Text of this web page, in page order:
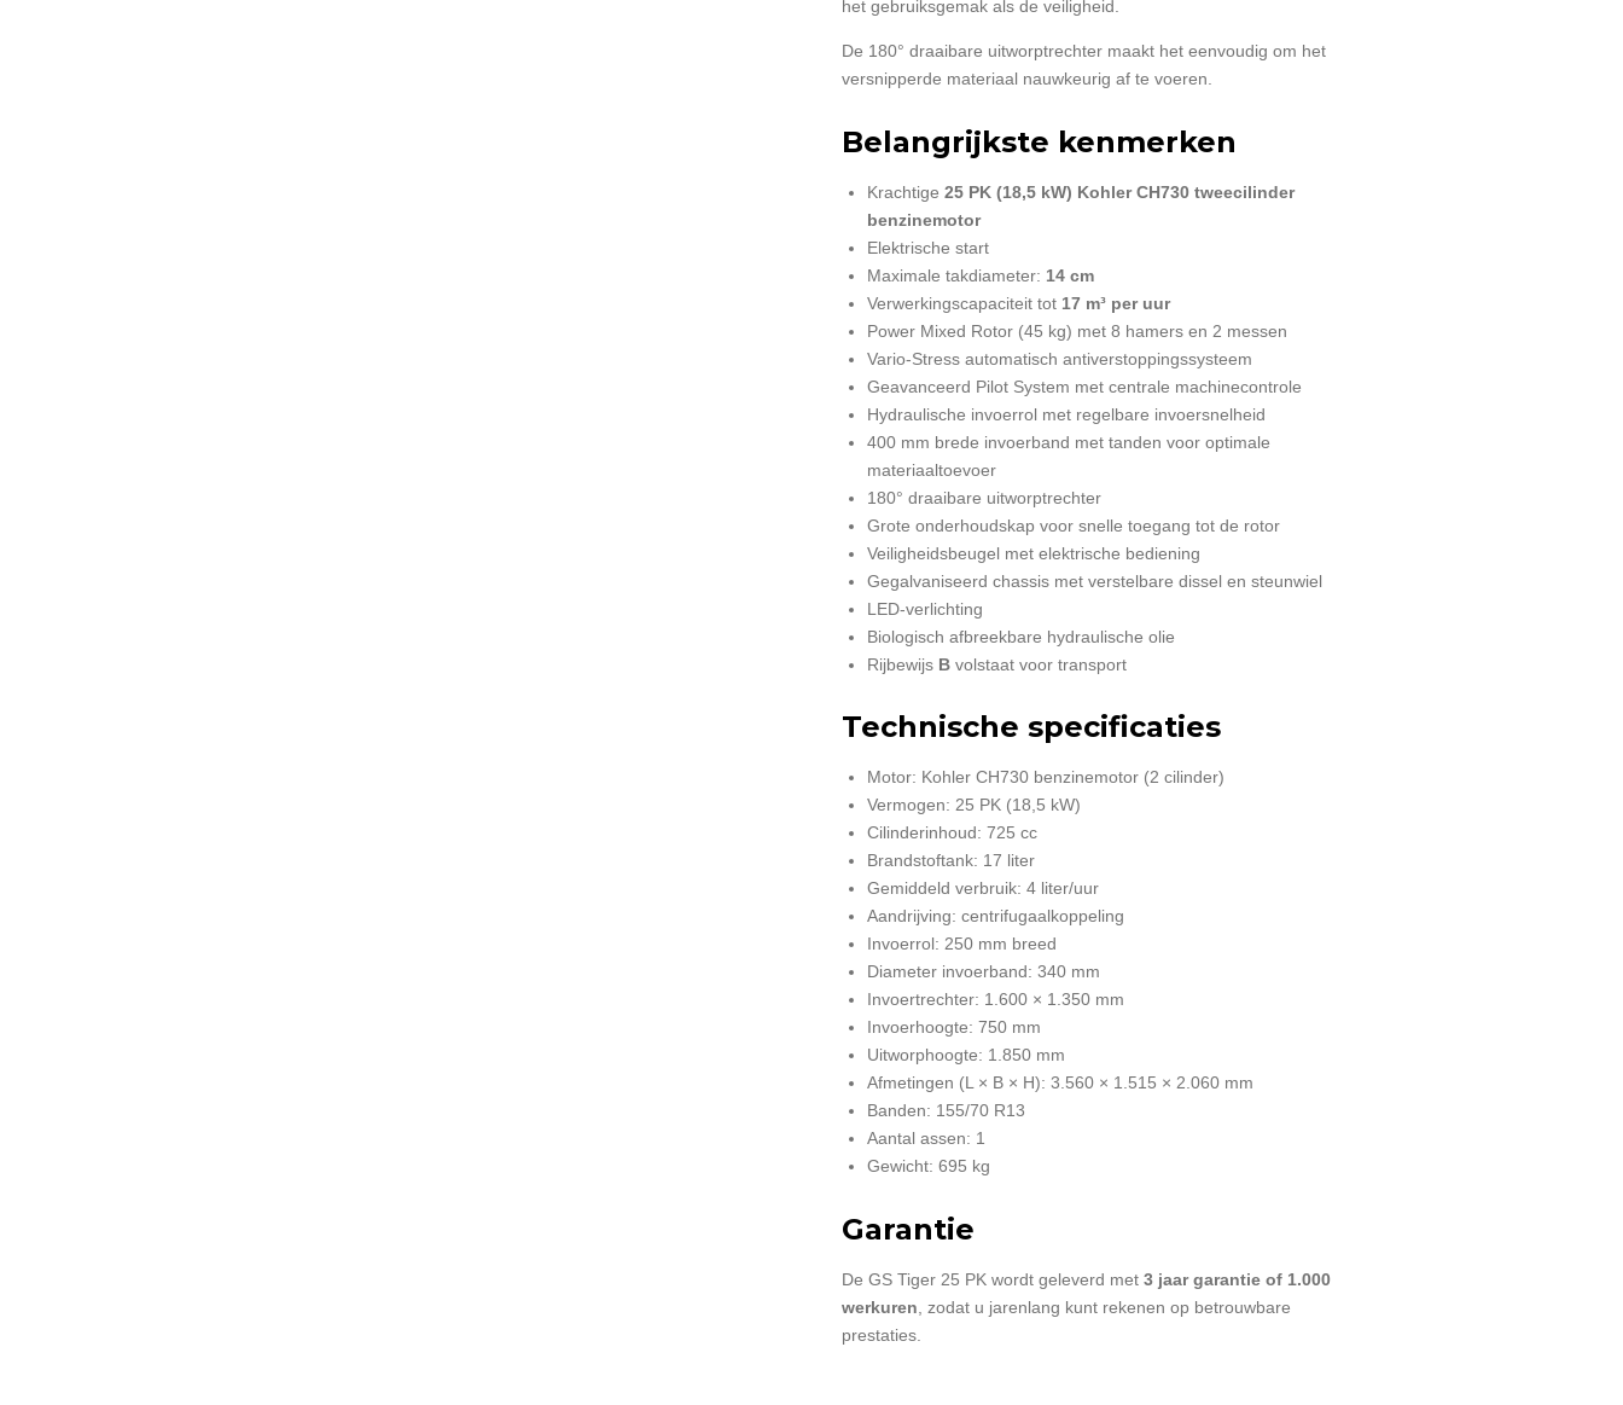
het gebruiksgemak als de veiligheid.
De 180° draaibare uitworptrechter maakt het eenvoudig om het
versnipperde materiaal nauwkeurig af te voeren.
Belangrijkste kenmerken
Krachtige 25 PK (18,5 kW) Kohler CH730 tweecilinder
benzinemotor
Elektrische start
Maximale takdiameter: 14 cm
Verwerkingscapaciteit tot 17 m³ per uur
Power Mixed Rotor (45 kg) met 8 hamers en 2 messen
Vario-Stress automatisch antiverstoppingssysteem
Geavanceerd Pilot System met centrale machinecontrole
Hydraulische invoerrol met regelbare invoersnelheid
400 mm brede invoerband met tanden voor optimale
materiaaltoevoer
180° draaibare uitworptrechter
Grote onderhoudskap voor snelle toegang tot de rotor
Veiligheidsbeugel met elektrische bediening
Gegalvaniseerd chassis met verstelbare dissel en steunwiel
LED-verlichting
Biologisch afbreekbare hydraulische olie
Rijbewijs B volstaat voor transport
Technische specificaties
Motor: Kohler CH730 benzinemotor (2 cilinder)
Vermogen: 25 PK (18,5 kW)
Cilinderinhoud: 725 cc
Brandstoftank: 17 liter
Gemiddeld verbruik: 4 liter/uur
Aandrijving: centrifugaalkoppeling
Invoerrol: 250 mm breed
Diameter invoerband: 340 mm
Invoertrechter: 1.600 × 1.350 mm
Invoerhoogte: 750 mm
Uitworphoogte: 1.850 mm
Afmetingen (L × B × H): 3.560 × 1.515 × 2.060 mm
Banden: 155/70 R13
Aantal assen: 1
Gewicht: 695 kg
Garantie
De GS Tiger 25 PK wordt geleverd met 3 jaar garantie of 1.000
werkuren , zodat u jarenlang kunt rekenen op betrouwbare
prestaties.